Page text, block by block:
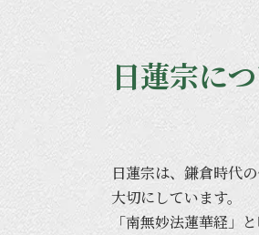
日蓮宗に
日蓮宗は、 鎌倉時代の
大切にしています。
「南無妙法蓮華経」と